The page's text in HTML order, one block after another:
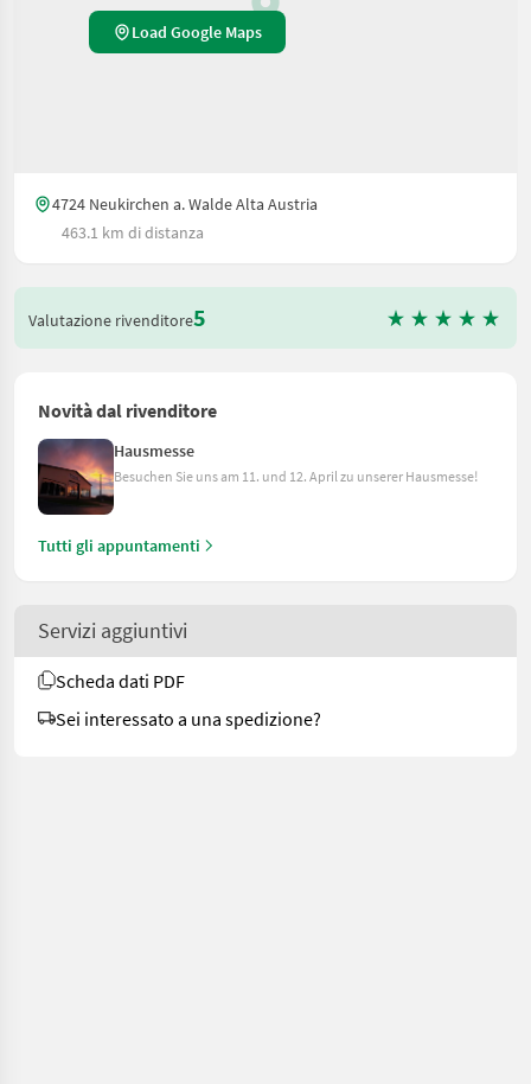
Load Google Maps
4724 Neukirchen a. Walde Alta Austria
463.1 km di distanza
Valutazione rivenditore5
Novità dal rivenditore
Hausmesse
Besuchen Sie uns am 11. und 12. April zu unserer Hausmesse!
Tutti gli appuntamenti
Servizi aggiuntivi
Scheda dati PDF
Sei interessato a una spedizione?